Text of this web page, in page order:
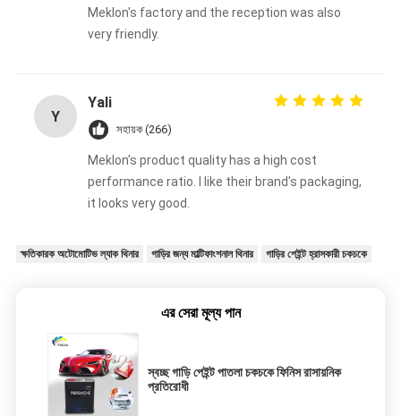
Meklon's factory and the reception was also
very friendly.
Y
Yali
সহায়ক (266)
Meklon's product quality has a high cost
performance ratio. I like their brand's packaging,
it looks very good.
ক্ষতিকারক অটোমোটিভ ল্যাক থিনার গাড়ির জন্য মাল্টিফাংশনাল থিনার গাড়ির পেইন্ট হ্রাসকারী চকচকে
এর সেরা মূল্য পান
স্বচ্ছ গাড়ি পেইন্ট পাতলা চকচকে ফিনিস রাসায়নিক
প্রতিরোধী